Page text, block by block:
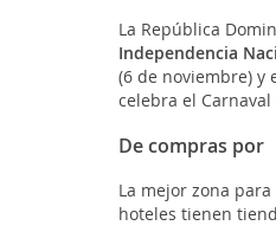
La República
Independencia
(6 de noviembre) y
celebra el Carnaval
De compras por
La mejor zona
hoteles tienen